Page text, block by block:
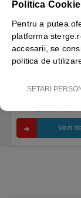
Disponibil
Manusi
albastre, de
folosinta,
pentru medical,
Vezi
Politica Cookie
Pentru a putea
platforma
accesarii, se
politica de
SETARI